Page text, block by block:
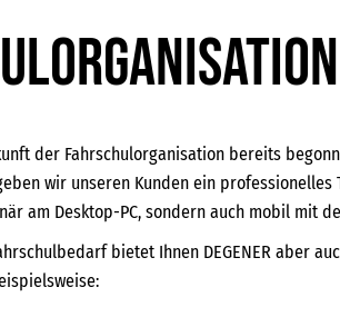
der Fahrschulorganisation bereits
wir unseren Kunden ein
am Desktop-PC, sondern auch mobil mit
bietet Ihnen DEGENER aber